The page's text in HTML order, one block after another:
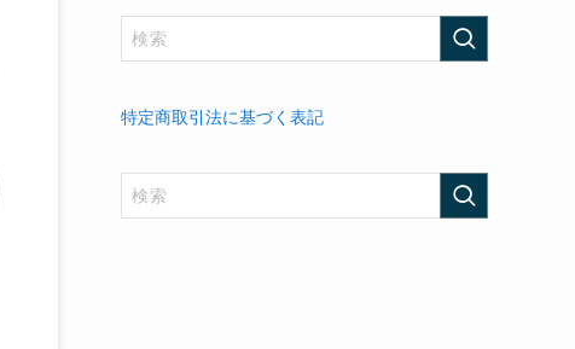
特定商取引法に基づく表記